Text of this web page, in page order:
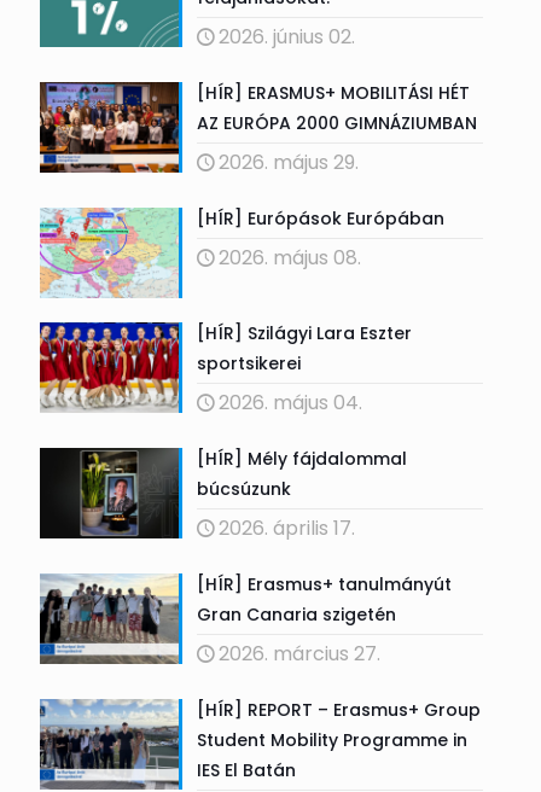
2026. június 02.
[HÍR] ERASMUS+ MOBILITÁSI HÉT
AZ EURÓPA 2000 GIMNÁZIUMBAN
2026. május 29.
[HÍR] Európások Európában
2026. május 08.
[HÍR] Szilágyi Lara Eszter
sportsikerei
2026. május 04.
[HÍR] Mély fájdalommal
búcsúzunk
2026. április 17.
[HÍR] Erasmus+ tanulmányút
Gran Canaria szigetén
2026. március 27.
[HÍR] REPORT – Erasmus+ Group
Student Mobility Programme in
IES El Batán